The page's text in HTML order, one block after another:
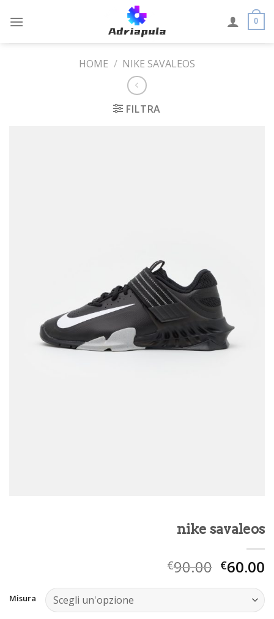
0
HOME / NIKE SAVALEOS
FILTRA
nike savaleos
€90.00 €60.00
Misura